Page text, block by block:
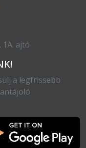
1A. ajtó
a legfrissebb